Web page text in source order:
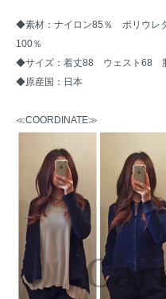
◆素材：ナイロン85％ ポリウレ
100％
◆サイズ：着丈88 ウェスト68
◆原産国：日本
≪COORDINATE≫